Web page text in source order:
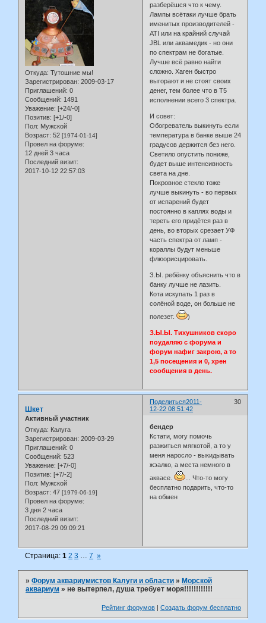
Откуда: Тутошние мы!
Зарегистрирован: 2009-03-17
Приглашений: 0
Сообщений: 1491
Уважение: [+24/-0]
Позитив: [+1/-0]
Пол: Мужской
Возраст: 52 [1974-01-14]
Провел на форуме:
12 дней 3 часа
Последний визит:
2017-10-12 22:57:03
разберёшся что к чему.
Лампы всётаки лучше брать
именитых производителей -
ATI или на крайний случай
JBL или аквамедик - но они
по спектрам не богатые.
Лучше всё равно найти
сложно. Хаген быстро
выгорают и не стоят своих
денег, тем более что в Т5
исполнении всего 3 спектра.
И совет:
Обогреватель выкинуть если
температура в банке выше 24
градусов держится без него.
Светило опустить пониже,
будет выше интенсивность
света на дне.
Покровное стекло тоже
лучше выкинуть - во первых
от испарений будет
постоянно в каплях воды и
тереть его придётся раз в
день, во вторых срезает УФ
часть спектра от ламп -
кораллы будут меньше
флюорисцировать.
З.Ы. ребёнку объяснить что в
банку лучше не лазить.
Кота искупать 1 раз в
солёной воде, он больше не
полезет.
)
З.Ы.Ы. Тихушников скоро
поудаляю с форума и
форум нафиг закрою, а то
1,5 посещения и 0, хрен
сообщения в день.
Поделиться 30
2011-
12-22 08:51:42
Шкет
Активный участник
Откуда: Калуга
Зарегистрирован: 2009-03-29
Приглашений: 0
Сообщений: 523
Уважение: [+7/-0]
Позитив: [+7/-2]
Пол: Мужской
Возраст: 47 [1979-06-19]
Провел на форуме:
3 дня 2 часа
Последний визит:
2017-08-29 09:09:21
бендер
Кстати, могу помочь
разжиться мягкотой, а то у
меня наросло - выкидывать
жэалко, а места немного в
аквасе.
... Что-то могу
бесплатно подарить, что-то
на обмен
Страница:1 2 3 … 7 »
»Форум аквариумистов Калуги и области » Морской
аквариум »не вытерпел, душа требует моря!!!!!!!!!!!!
Рейтинг форумов Создать форум бесплатно